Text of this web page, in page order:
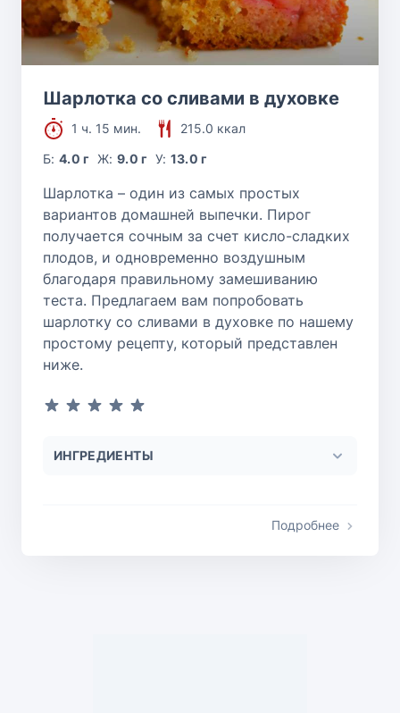
Шарлотка со сливами в духовке
1 ч. 15 мин.
215.0 ккал
Б:4.0 г Ж: 9.0 г У: 13.0 г
Шарлотка – один из самых простых
вариантов домашней выпечки. Пирог
получается сочным за счет кисло-сладких
плодов, и одновременно воздушным
благодаря правильному замешиванию
теста. Предлагаем вам попробовать
шарлотку со сливами в духовке по нашему
простому рецепту, который представлен
ниже.
ИНГРЕДИЕНТЫ
Подробнее